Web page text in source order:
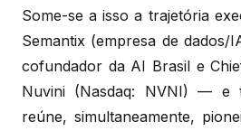
Some-se a isso a trajetória
Semantix (empresa de dados/
cofundador da AI Brasil e
Nuvini (Nasdaq: NVNI) — e
reúne, simultaneamente,